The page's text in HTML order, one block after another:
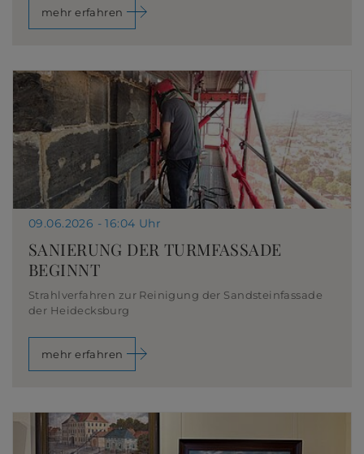
mehr erfahren
09.06.2026 - 16:04 Uhr
SANIERUNG DER TURMFASSADE
BEGINNT
Strahlverfahren zur Reinigung der Sandsteinfassade
der Heidecksburg
mehr erfahren